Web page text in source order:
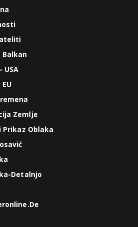
Balkan
USA
Zemlje
Oblaka
Detalnjo